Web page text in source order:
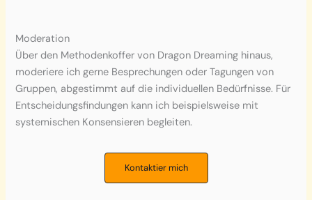
Moderation
Über den Methodenkoffer von Dragon Dreaming hinaus,
moderiere ich gerne Besprechungen oder Tagungen von
Gruppen, abgestimmt auf die individuellen Bedürfnisse. Für
Entscheidungsfindungen kann ich beispielsweise mit
systemischen Konsensieren begleiten.
Kontaktier mich